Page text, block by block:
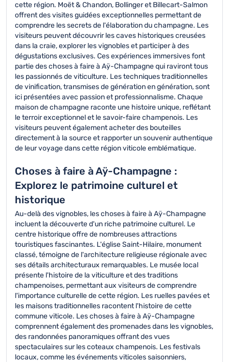
cette région. Moët & Chandon, Bollinger et Billecart-Salmon
offrent des visites guidées exceptionnelles permettant de
comprendre les secrets de l'élaboration du champagne. Les
visiteurs peuvent découvrir les caves historiques creusées
dans la craie, explorer les vignobles et participer à des
dégustations exclusives. Ces expériences immersives font
partie des choses à faire à Aÿ-Champagne qui raviront tous
les passionnés de viticulture. Les techniques traditionnelles
de vinification, transmises de génération en génération, sont
ici présentées avec passion et professionnalisme. Chaque
maison de champagne raconte une histoire unique, reflétant
le terroir exceptionnel et le savoir-faire champenois. Les
visiteurs peuvent également acheter des bouteilles
directement à la source et rapporter un souvenir authentique
de leur voyage dans cette région viticole emblématique.
Choses à faire à Aÿ-Champagne :
Explorez le patrimoine culturel et
historique
Au-delà des vignobles, les choses à faire à Aÿ-Champagne
incluent la découverte d'un riche patrimoine culturel. Le
centre historique offre de nombreuses attractions
touristiques fascinantes. L'église Saint-Hilaire, monument
classé, témoigne de l'architecture religieuse régionale avec
ses détails architecturaux remarquables. Le musée local
présente l'histoire de la viticulture et des traditions
champenoises, permettant aux visiteurs de comprendre
l'importance culturelle de cette région. Les ruelles pavées et
les maisons traditionnelles racontent l'histoire de cette
commune viticole. Les choses à faire à Aÿ-Champagne
comprennent également des promenades dans les vignobles,
des randonnées panoramiques offrant des vues
spectaculaires sur les coteaux champenois. Les festivals
locaux, comme les événements viticoles saisonniers,